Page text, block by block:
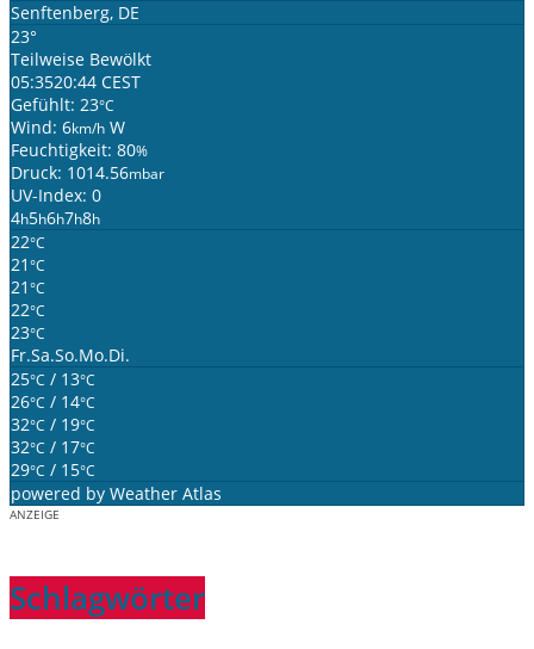
Senftenberg, DE
23°
Teilweise Bewölkt
05:3520:44 CEST
Gefühlt: 23°C
Wind: 6km/h W
Feuchtigkeit: 80%
Druck: 1014.56mbar
UV-Index: 0
4h5h6h7h8h
22°C
21 °C
21 °C
22°C
23°C
Fr.Sa.So.Mo.Di.
25°C / 13°C
26°C / 14°C
32°C / 19°C
32°C / 17°C
29°C / 15°C
powered by Weather Atlas
ANZEIGE
Schlagwörter